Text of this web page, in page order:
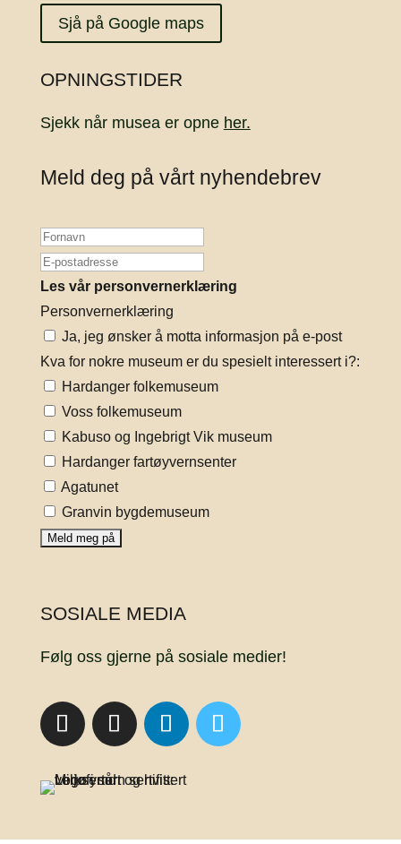
Sjå på Google maps
OPNINGSTIDER
Sjekk når musea er opne her.
Meld deg på vårt nyhendebrev
Les vår personvernerklæring
Personvernerklæring
Ja, jeg ønsker å motta informasjon på e-post
Kva for nokre museum er du spesielt interessert i?:
Hardanger folkemuseum
Voss folkemuseum
Kabuso og Ingebrigt Vik museum
Hardanger fartøyvernsenter
Agatunet
Granvin bygdemuseum
SOSIALE MEDIA
Følg oss gjerne på sosiale medier!